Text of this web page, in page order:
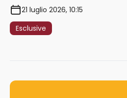
“Summerville ragazzo
speciale, in Italia con Gasp
può esplodere
21 luglio 2026, 10:15
Esclusive